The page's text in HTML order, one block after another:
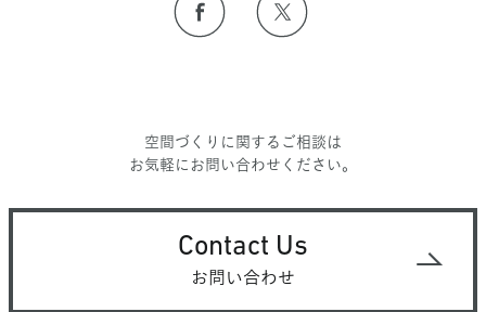
空間づくりに関するご相談は
お気軽にお問い合わせください。
Contact Us
お問い合わせ